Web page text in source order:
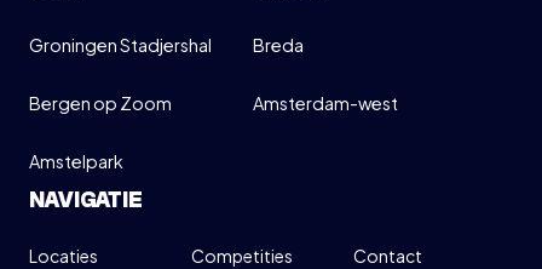
Groningen Stadjershal Breda
Bergen op Zoom Amsterdam-west
Amstelpark
NAVIGATIE
Locaties Competities Contact